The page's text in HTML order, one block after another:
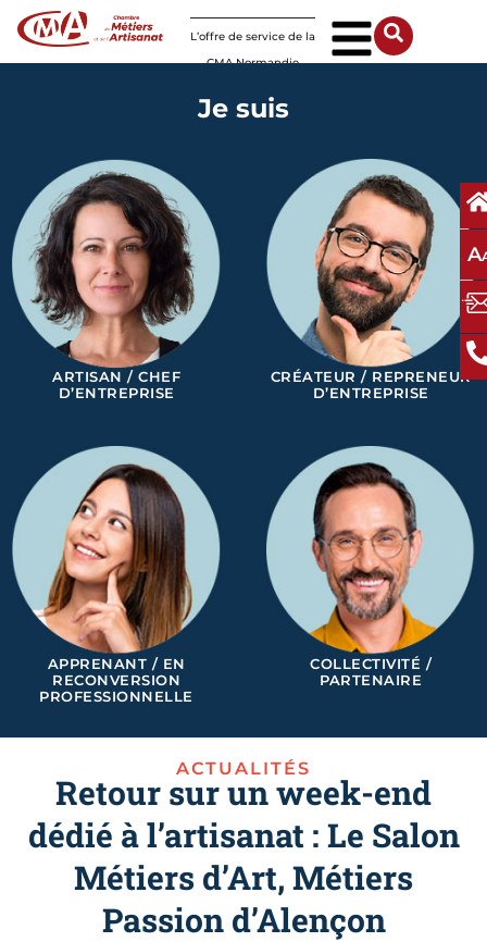
L’offre de service de la
CMA Normandie
A
Je suis
ARTISAN / CHEF
D’ENTREPRISE
CRÉATEUR / REPRENEUR
D’ENTREPRISE
APPRENANT / EN
RECONVERSION
PROFESSIONNELLE
COLLECTIVITÉ /
PARTENAIRE
ACTUALITÉS
Retour sur un week-end
dédié à l’artisanat : Le Salon
Métiers d’Art, Métiers
Passion d’Alençon
Panneau de gestion des cookies